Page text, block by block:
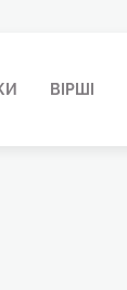
ВІРШІ